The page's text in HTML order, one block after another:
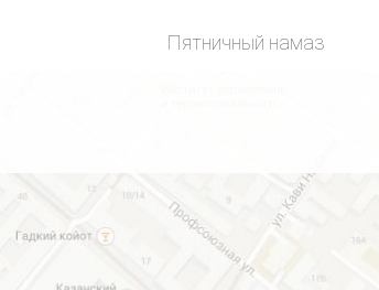
Пятничный намаз